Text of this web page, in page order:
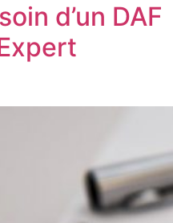
d’un DAF